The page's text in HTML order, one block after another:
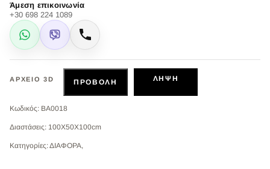
Άμεση επικοινωνία
+30 698 224 1089
WhatsApp
Viber Κλήση
ΑΡΧΕΊΟ 3D ΠΡΟΒΟΛΉ ΛΉΨΗ
Κωδικός: BA0018
Διαστάσεις: 100X50X100cm
Κατηγορίες: ΔΙΑΦΟΡΑ,